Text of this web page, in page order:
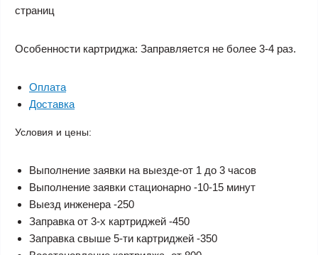
страниц
Особенности картриджа: Заправляется не более 3-4 раз.
Оплата
Доставка
Условия и цены:
Выполнение заявки на выезде-от 1 до 3 часов
Выполнение заявки стационарно -10-15 минут
Выезд инженера -250
Заправка от 3-х картриджей -450
Заправка свыше 5-ти картриджей -350